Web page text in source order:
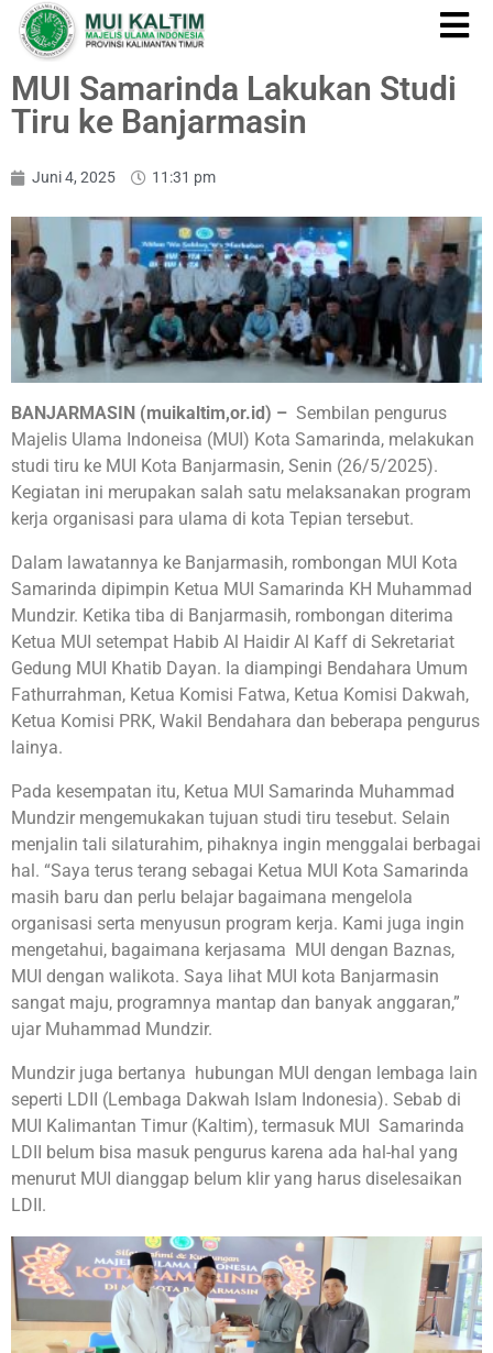
MUI Samarinda Lakukan Studi
Tiru ke Banjarmasin
Juni 4, 2025 11:31 pm
BANJARMASIN (muikaltim,or.id) – Sembilan pengurus
Majelis Ulama Indoneisa (MUI) Kota Samarinda, melakukan
studi tiru ke MUI Kota Banjarmasin, Senin (26/5/2025).
Kegiatan ini merupakan salah satu melaksanakan program
kerja organisasi para ulama di kota Tepian tersebut.
Dalam lawatannya ke Banjarmasih, rombongan MUI Kota
Samarinda dipimpin Ketua MUI Samarinda KH Muhammad
Mundzir. Ketika tiba di Banjarmasih, rombongan diterima
Ketua MUI setempat Habib Al Haidir Al Kaff di Sekretariat
Gedung MUI Khatib Dayan. Ia diampingi Bendahara Umum
Fathurrahman, Ketua Komisi Fatwa, Ketua Komisi Dakwah,
Ketua Komisi PRK, Wakil Bendahara dan beberapa pengurus
lainya.
Pada kesempatan itu, Ketua MUI Samarinda Muhammad
Mundzir mengemukakan tujuan studi tiru tesebut. Selain
menjalin tali silaturahim, pihaknya ingin menggalai berbagai
hal. “Saya terus terang sebagai Ketua MUI Kota Samarinda
masih baru dan perlu belajar bagaimana mengelola
organisasi serta menyusun program kerja. Kami juga ingin
mengetahui, bagaimana kerjasama MUI dengan Baznas,
MUI dengan walikota. Saya lihat MUI kota Banjarmasin
sangat maju, programnya mantap dan banyak anggaran,”
ujar Muhammad Mundzir.
Mundzir juga bertanya hubungan MUI dengan lembaga lain
seperti LDII (Lembaga Dakwah Islam Indonesia). Sebab di
MUI Kalimantan Timur (Kaltim), termasuk MUI Samarinda
LDII belum bisa masuk pengurus karena ada hal-hal yang
menurut MUI dianggap belum klir yang harus diselesaikan
LDII.